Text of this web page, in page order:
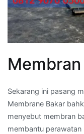
Sekarang ini pasang
Membrane Bakar
menyebut membran
membantu